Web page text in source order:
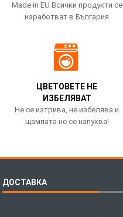
Made in EU Всички продукти се
изработват в България
ЦВЕТОВЕТЕ НЕ
ИЗБЕЛЯВАТ
Не се изтрива, не избелява и
щампата не се напуква!
ДОСТАВКА